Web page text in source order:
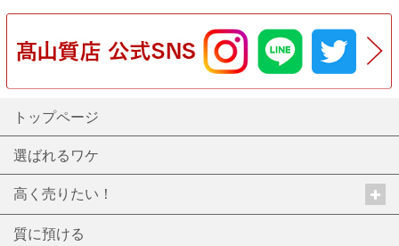
トップページ
選ばれるワケ
高く売りたい！
質に預ける